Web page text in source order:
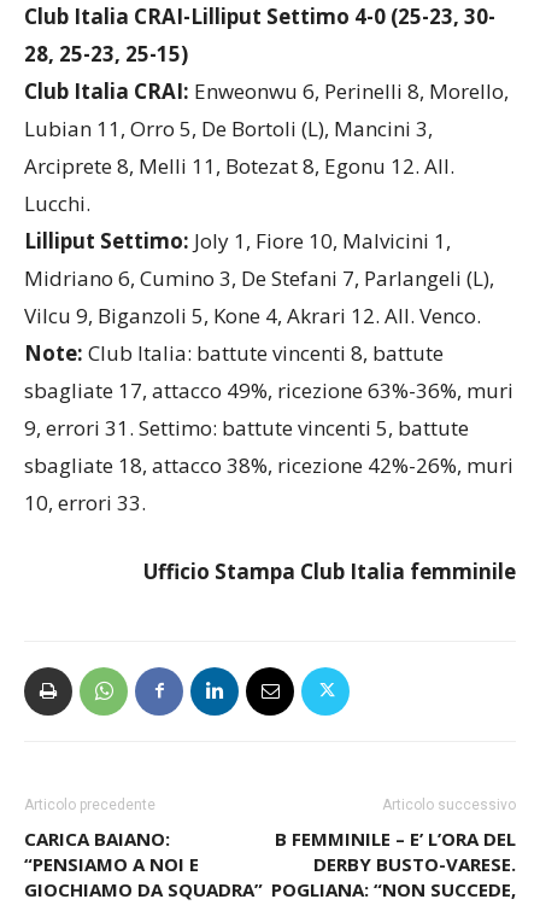
Club Italia CRAI-Lilliput Settimo 4-0 (25-23, 30-
28, 25-23, 25-15)
Club Italia CRAI: Enweonwu 6, Perinelli 8, Morello,
Lubian 11, Orro 5, De Bortoli (L), Mancini 3,
Arciprete 8, Melli 11, Botezat 8, Egonu 12. All.
Lucchi.
Lilliput Settimo: Joly 1, Fiore 10, Malvicini 1,
Midriano 6, Cumino 3, De Stefani 7, Parlangeli (L),
Vilcu 9, Biganzoli 5, Kone 4, Akrari 12. All. Venco.
Note: Club Italia: battute vincenti 8, battute
sbagliate 17, attacco 49%, ricezione 63%-36%, muri
9, errori 31. Settimo: battute vincenti 5, battute
sbagliate 18, attacco 38%, ricezione 42%-26%, muri
10, errori 33.
Ufficio Stampa Club Italia femminile
Articolo precedente
CARICA BAIANO:
“PENSIAMO A NOI E
GIOCHIAMO DA SQUADRA”
Articolo successivo
B FEMMINILE – E’ L’ORA DEL
DERBY BUSTO-VARESE.
POGLIANA: “NON SUCCEDE,